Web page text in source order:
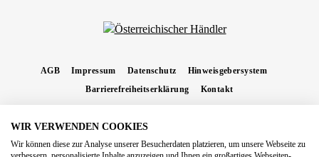
AGB Impressum Datenschutz
Hinweisgebersystem
Barrierefreiheitserklärung
Kontakt
Nachnahmegebühren, wenn nicht anders angegeben.
WIR VERWENDEN COOKIES
Wir können diese zur Analyse unserer Besucherdaten platzieren, um unsere Webseite zu